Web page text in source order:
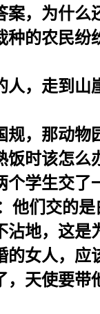
案，为什
种的农民
人，走到
规，那动
饭时该怎么
个学生交
他们交的是
沾地，这
的女人，
，天使要